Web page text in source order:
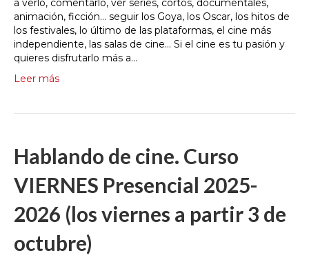
a verlo, comentarlo, ver series, cortos, documentales,
animación, ficción… seguir los Goya, los Oscar, los hitos de
los festivales, lo último de las plataformas, el cine más
independiente, las salas de cine… Si el cine es tu pasión y
quieres disfrutarlo más a…
Leer más
Hablando de cine. Curso
VIERNES Presencial 2025-
2026 (los viernes a partir 3 de
octubre)